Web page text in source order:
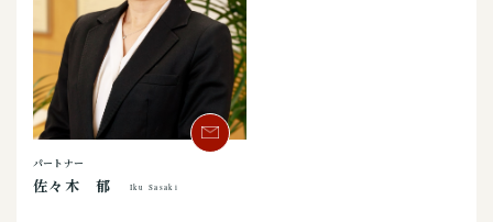
パートナー
佐々木 郁 Iku Sasaki